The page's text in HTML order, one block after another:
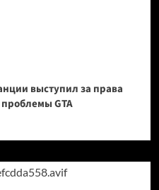
выступил за права
GTA